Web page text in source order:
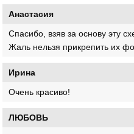
Анастасия
Спасибо, взяв за основу эту
Жаль нельзя прикрепить их
Ирина
Очень красиво!
ЛЮБОВЬ